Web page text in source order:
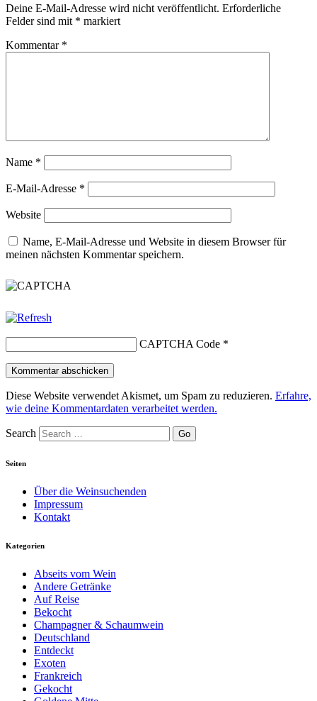
Deine E-Mail-Adresse wird nicht veröffentlicht. Erforderliche
Felder sind mit * markiert
Kommentar *
Name *
E-Mail-Adresse *
Website
Name, E-Mail-Adresse und Website in diesem Browser für
meinen nächsten Kommentar speichern.
CAPTCHA Code *
Diese Website verwendet Akismet, um Spam zu reduzieren. Erfahre,
wie deine Kommentardaten verarbeitet werden.
Search
Seiten
Über die Weinsuchenden
Impressum
Kontakt
Kategorien
Abseits vom Wein
Andere Getränke
Auf Reise
Bekocht
Champagner & Schaumwein
Deutschland
Entdeckt
Exoten
Frankreich
Gekocht